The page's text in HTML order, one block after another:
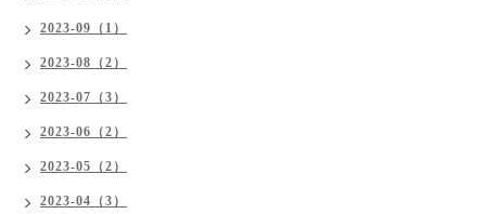
2023-09（1）
2023-08（2）
2023-07（3）
2023-06（2）
2023-05（2）
2023-04（3）